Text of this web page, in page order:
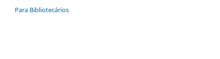
Para Bibliotecários